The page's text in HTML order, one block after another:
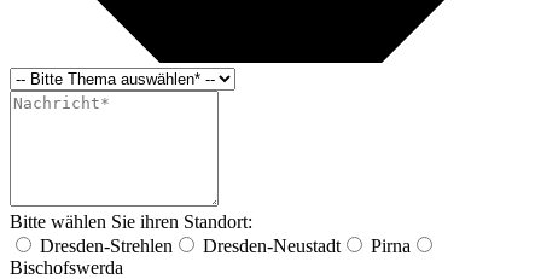
Bitte wählen Sie ihren Standort:
Dresden-Strehlen
Dresden-Neustadt
Pirna
Bischofswerda